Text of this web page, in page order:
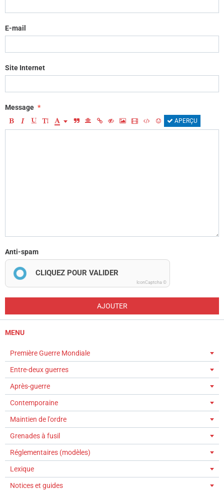
E-mail
Site Internet
Message
APERÇU
Anti-spam
CLIQUEZ POUR VALIDER
IconCaptcha ©
AJOUTER
MENU
Première Guerre Mondiale
Entre-deux guerres
Après-guerre
Contemporaine
Maintien de l'ordre
Grenades à fusil
Réglementaires (modèles)
Lexique
Notices et guides